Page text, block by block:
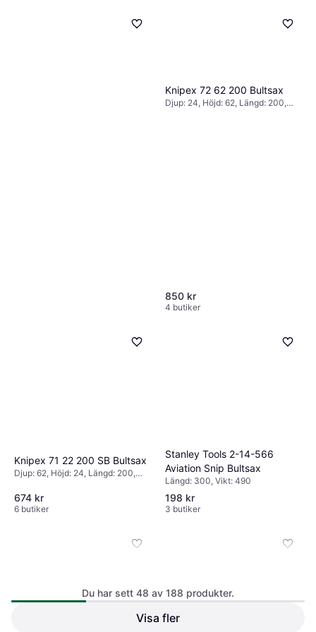
Knipex 72 62 200 Bultsax
Djup: 24, Höjd: 62, Längd: 200,
850 kr
4 butiker
Knipex 71 22 200 SB Bultsax
Djup: 62, Höjd: 24, Längd: 200,
674 kr
6 butiker
Stanley Tools 2-14-566
Aviation Snip Bultsax
Längd: 300, Vikt: 490
198 kr
3 butiker
Knipex ‎71 31 250 SB BultsaxDu har sett 48 av 188 produkter.
Visa fler